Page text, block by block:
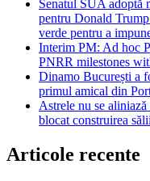
Senatul SUA adoptă
pentru Donald
verde pentru a
Interim PM: Ad hoc
PNRR milestones
Dinamo București a
primul amical din
Astrele nu se
blocat construirea
Articole recente